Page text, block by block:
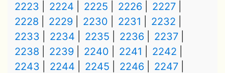
2223
2224 2225 2226
2227
2228
2229 2230 2231
2232
2233
2234 2235 2236
2237
2238
2239 2240 2241
2242
2243
2244 2245 2246
2247